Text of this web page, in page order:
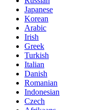
Japanese
Korean
Arabic
Irish
Greek
Turkish
Italian
Danish
Romanian
Indonesian
Czech